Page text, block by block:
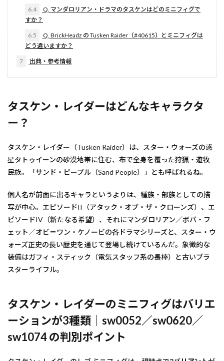
6.4
Q. マンダロリアン・ドラマのタスケンはどのミニフィグで
すか？
6.5
Q. BrickHeadz の Tusken Raider（#40615）とミニフィグは
どう違いますか？
7 出典・参考情報
タスケン・レイダーはどんなキャラクタ
ー？
タスケン・レイダー（Tusken Raider）は、スター・ウォーズの惑
星タトゥイーンの砂漠地帯に住む、布で全身を覆った狩猟・遊牧
民族。「サンド・ピープル（Sand People）」とも呼ばれるね。
個人名が前面に出るキャラというよりは、種族・部族としての描
写が中心。エピソードII（アタック・オブ・ザ・クローンズ）、エ
ピソードIV（新たなる希望）、それにマンダロリアン／ボバ・フ
ェット／オビ＝ワン・ケノービの各ドラマシリーズと、スター・ウ
ォーズ正史の長い歴史を通じて登場し続けているんだ。象徴的な
装備はガフィ・スティック（電気スタッフ系の長棒）と古いブラ
スターライフル。
タスケン・レイダーのミニフィグはバリエ
ーションが3種類｜sw0052／sw0620／
sw1074 の判別ポイント